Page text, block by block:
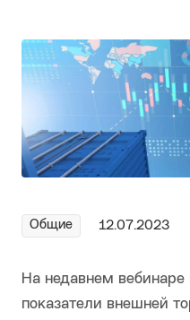
Общие 12.07.2023
На недавнем
показатели внешней